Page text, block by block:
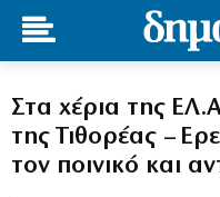
Στα χέρια της
της Τιθορέας –
τον ποινικό και